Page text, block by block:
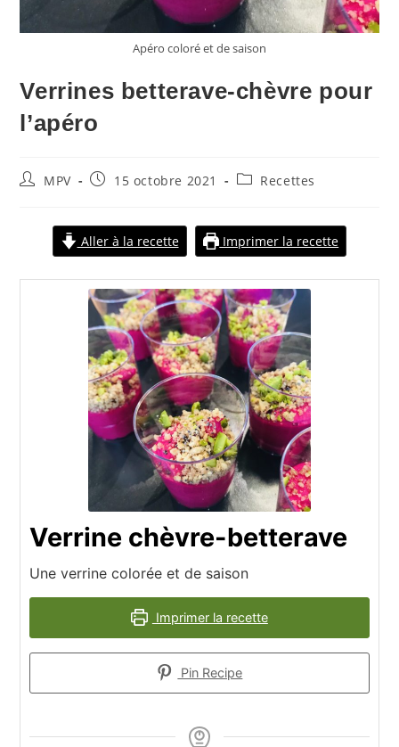
Apéro coloré et de saison
Verrines betterave-chèvre pour
l’apéro
MPV 15 octobre 2021 Recettes
Aller à la recette Imprimer la recette
Verrine chèvre-betterave
Une verrine colorée et de saison
Imprimer la recette
Pin Recipe